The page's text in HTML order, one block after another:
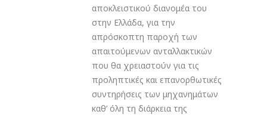
αποκλειστικού διανομέα του
στην Ελλάδα, για την
απρόσκοπτη παροχή των
απαιτούμενων ανταλλακτικών
που θα χρειαστούν για τις
προληπτικές και επανορθωτικές
συντηρήσεις των μηχανημάτων
καθ’ όλη τη διάρκεια της